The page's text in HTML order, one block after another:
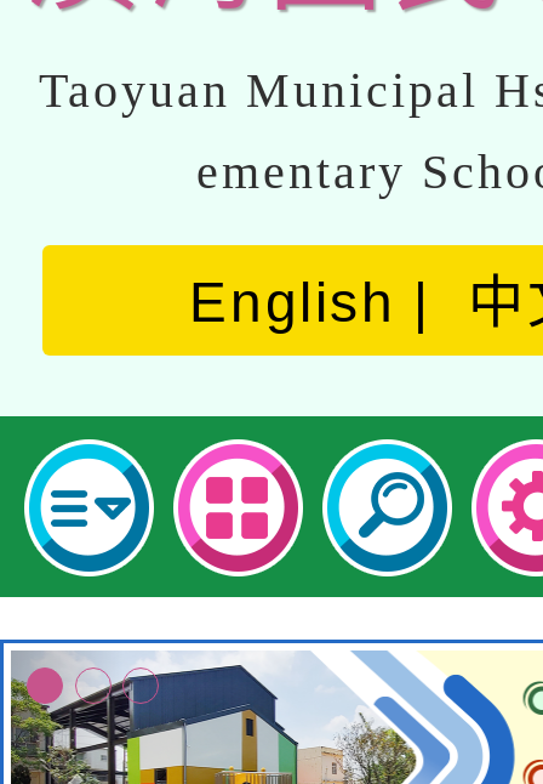
Taoyuan Municipal
ementary
English 中